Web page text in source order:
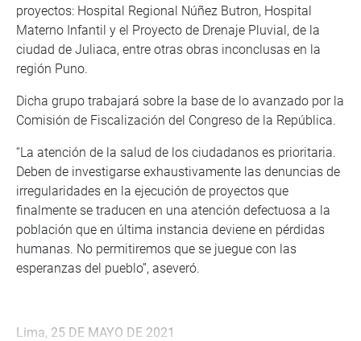
proyectos: Hospital Regional Núñez Butron, Hospital
Materno Infantil y el Proyecto de Drenaje Pluvial, de la
ciudad de Juliaca, entre otras obras inconclusas en la
región Puno.
Dicha grupo trabajará sobre la base de lo avanzado por la
Comisión de Fiscalización del Congreso de la República.
“La atención de la salud de los ciudadanos es prioritaria.
Deben de investigarse exhaustivamente las denuncias de
irregularidades en la ejecución de proyectos que
finalmente se traducen en una atención defectuosa a la
población que en última instancia deviene en pérdidas
humanas. No permitiremos que se juegue con las
esperanzas del pueblo”, aseveró.
Lima, 25 DE MAYO DE 2021